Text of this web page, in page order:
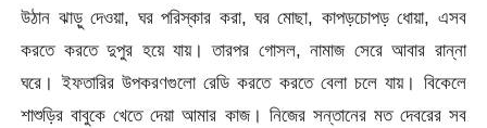
উঠান ঝাড়ু দেওয়া, ঘর পরিস্কার করা, ঘর মোছা, কাপড়চোপড় ধোয়া, এসব
করতে করতে দুপুর হয়ে যায়। তারপর গোসল, নামাজ সেরে আবার রান্না
ঘরে। ইফতারির উপকরণগুলো রেডি করতে করতে বেলা চলে যায়। বিকেলে
শাশুড়ির বাবুকে খেতে দেয়া আমার কাজ। নিজের সন্তানের মত দেবরের সব